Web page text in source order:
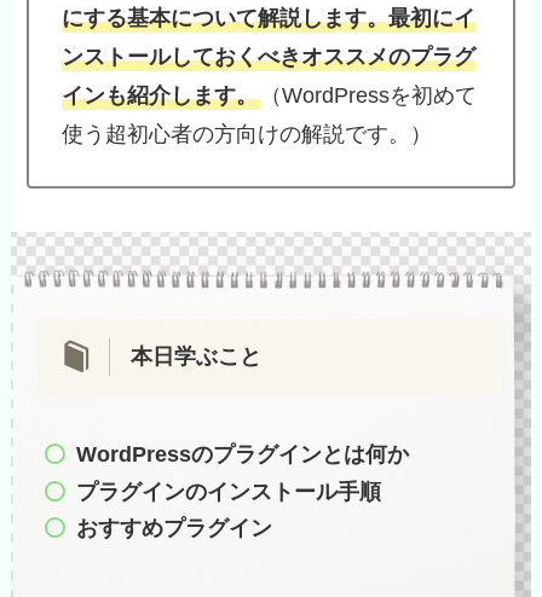
にする基本について解説します。最初にイ
ンストールしておくべきオススメのプラグ
インも紹介します。 （WordPressを初めて
使う超初心者の方向けの解説です。）
本日学ぶこと
WordPressのプラグインとは何か
プラグインのインストール手順
おすすめプラグイン